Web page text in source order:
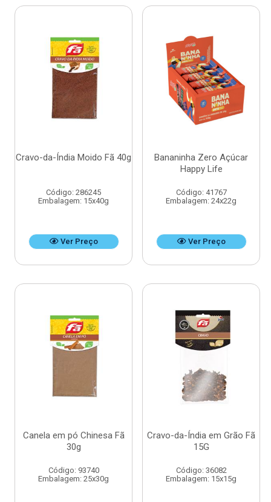
Cravo-da-Índia Moido Fã 40g
Código: 286245
Embalagem: 15x40g
Ver Preço
Bananinha Zero Açúcar
Happy Life
Código: 41767
Embalagem: 24x22g
Ver Preço
Canela em pó Chinesa Fã
30g
Código: 93740
Embalagem: 25x30g
Cravo-da-Índia em Grão Fã
15G
Código: 36082
Embalagem: 15x15g